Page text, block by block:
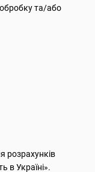
та/або
розрахунків
в Україні».